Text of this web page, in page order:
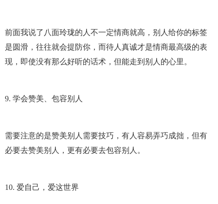
前面我说了八面玲珑的人不一定情商就高，别人给你的标签
是圆滑，往往就会提防你，而待人真诚才是情商最高级的表
现，即使没有那么好听的话术，但能走到别人的心里。
9. 学会赞美、包容别人
需要注意的是赞美别人需要技巧，有人容易弄巧成拙，但有
必要去赞美别人，更有必要去包容别人。
10. 爱自己，爱这世界